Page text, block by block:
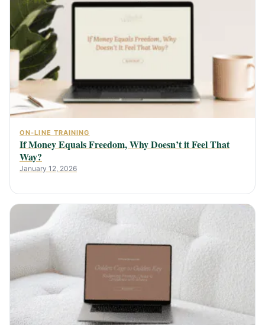
ON-LINE TRAINING
If Money Equals Freedom, Why Doesn’t it Feel That
Way?
January 12, 2026